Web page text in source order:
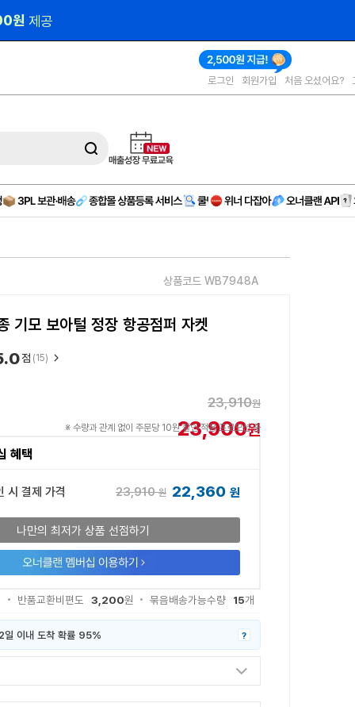
(AD)
로그인 회원가입 처음 오셨어요?
상품코드 WB7948A
기모 보아털 정장 항공점퍼 자켓
점 (15)
23,910원
23,900원
※ 수량과 관계 없이 주문당 10원 할인 적용 프로모션 중
혜택
시 결제 가격 23,910원 22,360 원
나만의 최저가 상품 선점하기
반품교환비편도 3,200원 묶음배송가능수량 15개
일 이내 도착 확률 95% ?